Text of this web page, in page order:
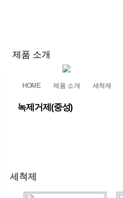
제품 소개
광택제
질문과 답변 카탈로그
HOME 제품 소개 세척제
녹제거제(중성)
세척제